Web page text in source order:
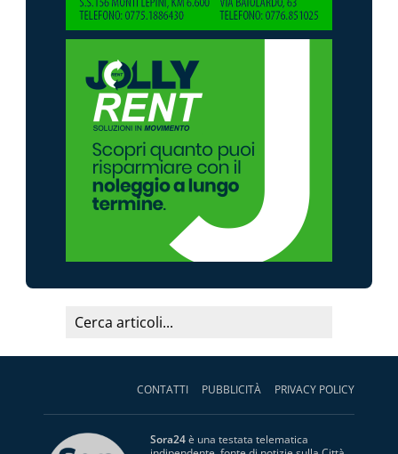
CONTATTI PUBBLICITÀ PRIVACY POLICY
Sora24è una testata telematica